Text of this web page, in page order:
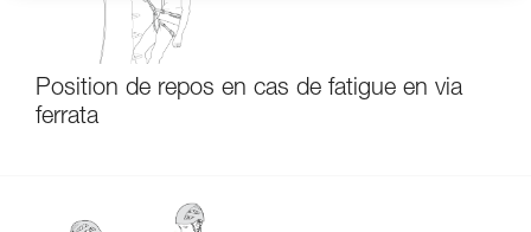
Position de repos en cas de fatigue en via
ferrata